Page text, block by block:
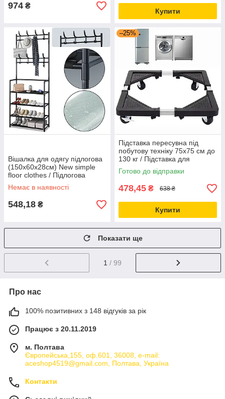
974 ₴
Купити
Вішалка для одягу підлогова
(150х60х28см) New simple
floor clothes / Підлогова
вішалка для одягу та стійка
для взуття
Немає в наявності
548,18 ₴
–25%
Підставка пересувна під
побутову техніку 75х75 см до
130 кг / Підставка для
холодильника та пральної
машини
Готово до відправки
478,45 ₴ 638 ₴
Купити
Показати ще
1 / 99
Про нас
100% позитивних з 148 відгуків за рік
Працює з 20.11.2019
м. Полтава
Європейська,155, оф.601, 36008, e-mail:
aceshop4519@gmail.com, Полтава, Україна
Контакти